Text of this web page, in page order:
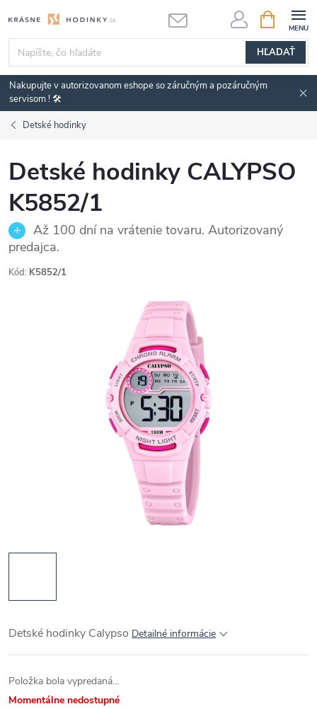
na
obsah
HĽADAŤ
KOŠÍK
Nakupujte v autorizovanom eshope so záručným a pozáručným
servisom ! 🛠️
Detské hodinky
Detské hodinky CALYPSO
K5852/1
Až 100 dní na vrátenie tovaru. Autorizovaný
predajca.
Kód: K5852/1
Detské hodinky Calypso Detailné informácie
Položka bola vypredaná…
Momentálne nedostupné